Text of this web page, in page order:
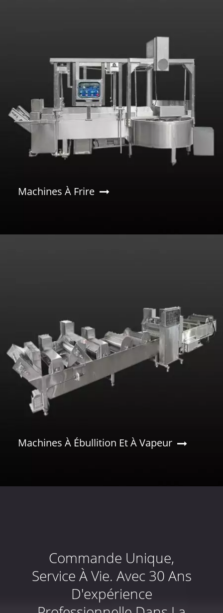
Machines À Frire
Machines À Ébullition Et À Vapeur
Commande Unique,
Service À Vie. Avec 30 Ans
D'expérience